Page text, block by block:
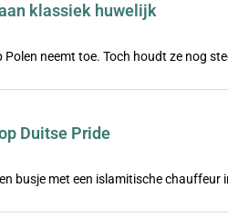
klassiek huwelijk
Polen neemt toe. Toch houdt ze nog
Duitse Pride
busje met een islamitische